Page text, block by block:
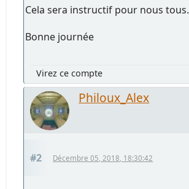
Cela sera instructif pour nous tous.
Bonne journée
Virez ce compte
Philoux_Alex
#2 Décembre 05, 2018, 18:30:42